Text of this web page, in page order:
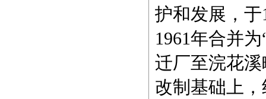
护和发展，
1961年合并
迁厂至浣花
改制基础上